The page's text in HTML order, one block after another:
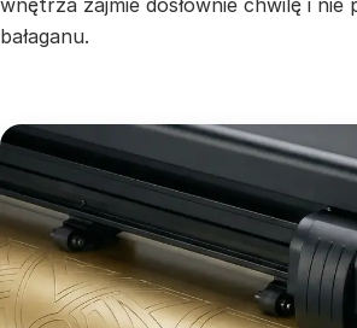
wnętrza zajmie dosłownie chwilę i nie
bałaganu.